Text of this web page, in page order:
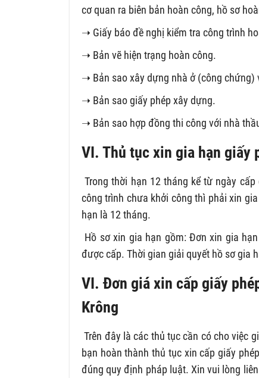
cơ quan ra biên bản hoàn công, hồ sơ
➝ Giấy báo đề nghị kiểm tra công trình
➝ Bản vẽ hiện trạng hoàn công.
➝ Bản sao xây dựng nhà ở (công chứng)
➝ Bản sao giấy phép xây dựng.
➝ Bản sao hợp đồng thi công với nhà
VI. Thủ tục xin gia hạn giấy
Trong thời hạn 12 tháng kể từ ngày
công trình chưa khởi công thì phải xin
hạn là 12 tháng.
Hồ sơ xin gia hạn gồm: Đơn xin gia
được cấp. Thời gian giải quyết hồ sơ gia
VI. Đơn giá xin cấp giấy
Krông
Trên đây là các thủ tục cần có cho việc
bạn hoàn thành thủ tục xin cấp giấy
đúng quy định pháp luật. Xin vui lòng